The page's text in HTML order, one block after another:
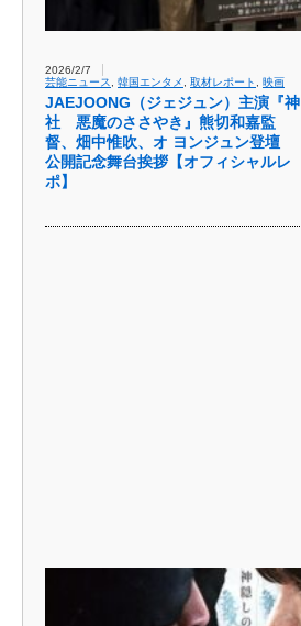
2026/2/7
芸能ニュース
韓国エンタメ 取材レポート 映画
JAEJOONG（ジェジュン）主演『神
社 悪魔のささやき』熊切和嘉監
督、畑中惟吹、オ ヨンジュン登壇
公開記念舞台挨拶【オフィシャルレ
ポ】